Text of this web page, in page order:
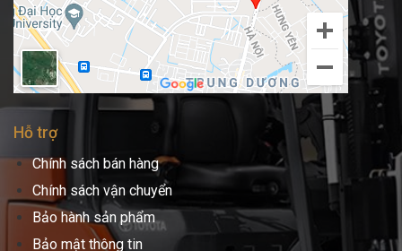
Hỗ trợ
Chính sách bán hàng
Chính sách vận chuyển
Bảo hành sản phẩm
Bảo mật thông tin